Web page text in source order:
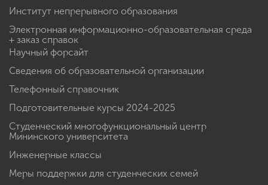
Институт непрерывного образования
Электронная информационно-образовательная среда
+ заказ справок
Научный форсайт
Сведения об образовательной организации
Телефонный справочник
Подготовительные курсы 2024-2025
Студенческий многофункциональный центр
Мининского университета
Инженерные классы
Меры поддержки для студенческих семей